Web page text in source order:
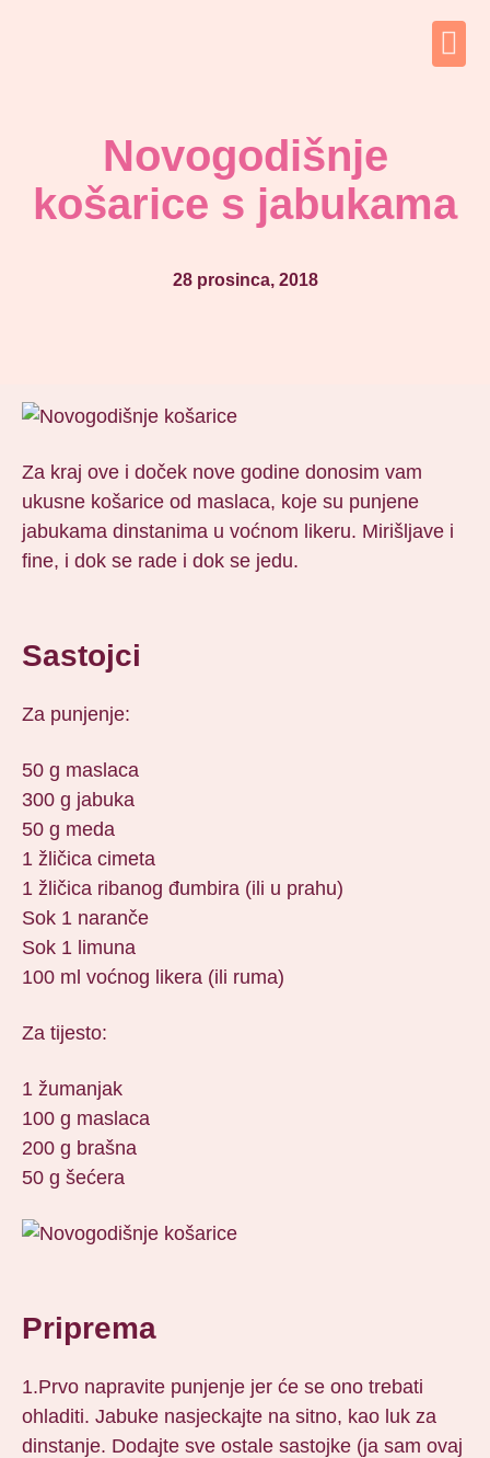
Novogodišnje
košarice s jabukama
28 prosinca, 2018
Za kraj ove i doček nove godine donosim vam
ukusne košarice od maslaca, koje su punjene
jabukama dinstanima u voćnom likeru. Mirišljave i
fine, i dok se rade i dok se jedu.
Sastojci
Za punjenje:
50 g maslaca
300 g jabuka
50 g meda
1 žličica cimeta
1 žličica ribanog đumbira (ili u prahu)
Sok 1 naranče
Sok 1 limuna
100 ml voćnog likera (ili ruma)
Za tijesto:
1 žumanjak
100 g maslaca
200 g brašna
50 g šećera
Priprema
1.Prvo napravite punjenje jer će se ono trebati
ohladiti. Jabuke nasjeckajte na sitno, kao luk za
dinstanje. Dodajte sve ostale sastojke (ja sam ovaj